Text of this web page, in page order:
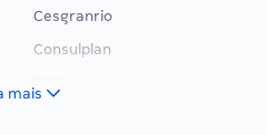
Cesgranrio
Consulplan
mais